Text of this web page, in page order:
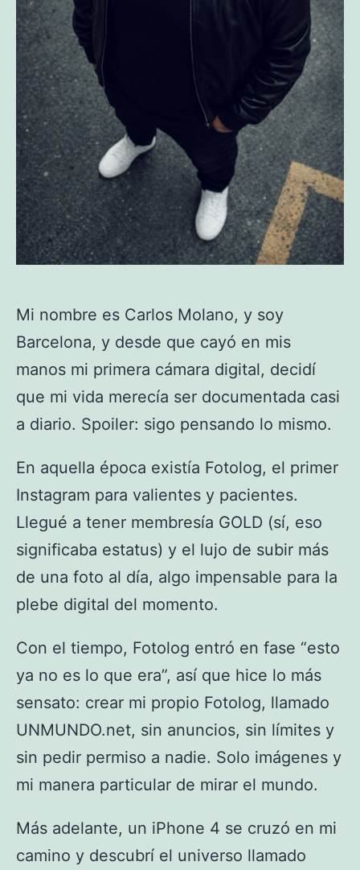
Mi nombre es Carlos Molano, y soy
Barcelona, y desde que cayó en mis
manos mi primera cámara digital, decidí
que mi vida merecía ser documentada casi
a diario. Spoiler: sigo pensando lo mismo.
En aquella época existía Fotolog, el primer
Instagram para valientes y pacientes.
Llegué a tener membresía GOLD (sí, eso
significaba estatus) y el lujo de subir más
de una foto al día, algo impensable para la
plebe digital del momento.
Con el tiempo, Fotolog entró en fase “esto
ya no es lo que era”, así que hice lo más
sensato: crear mi propio Fotolog, llamado
UNMUNDO.net, sin anuncios, sin límites y
sin pedir permiso a nadie. Solo imágenes y
mi manera particular de mirar el mundo.
Más adelante, un iPhone 4 se cruzó en mi
camino y descubrí el universo llamado